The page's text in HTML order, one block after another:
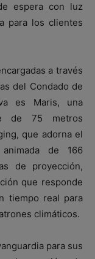
espera con luz
para los clientes
a través
del Condado de
es Maris, una
de 75 metros
que adorna el
de 166
de proyección,
que responde
tiempo real para
climáticos.
para sus